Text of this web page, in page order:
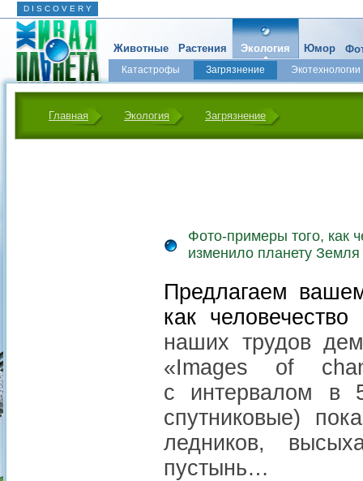
D I S C O V E R Y
Животные Растения Экология
Катастрофы Загрязнение Экотехнологии
Юмор
Главная Экология Загрязнение
Фото-примеры того, как
изменило планету Земля
Предлагаем
как
наших трудов
«Images of
с интервалом в
спутниковые)
ледников,
пустынь…